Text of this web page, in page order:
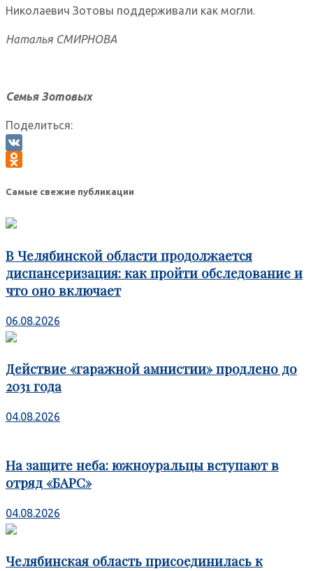
Николаевич Зотовы поддерживали как могли.
Наталья СМИРНОВА
Семья Зотовых
Поделиться:
VK
Самые свежие публикации
В Челябинской области продолжается
диспансеризация: как пройти обследование и
что оно включает
06.08.2026
Действие «гаражной амнистии» продлено до
2031 года
04.08.2026
На защите неба: южноуральцы вступают в
отряд «БАРС»
04.08.2026
Челябинская область присоединилась к